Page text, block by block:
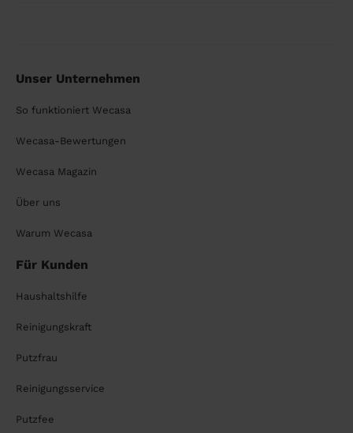
Unser Unternehmen
So funktioniert Wecasa
Wecasa-Bewertungen
Wecasa Magazin
Über uns
Warum Wecasa
Für Kunden
Haushaltshilfe
Reinigungskraft
Putzfrau
Reinigungsservice
Putzfee